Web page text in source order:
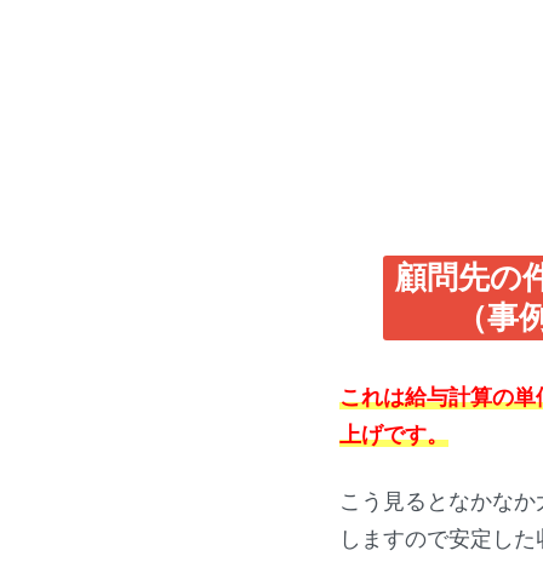
顧問先の
（事
これは給与計算の
上げです。
こう見るとなかな
しますので安定し